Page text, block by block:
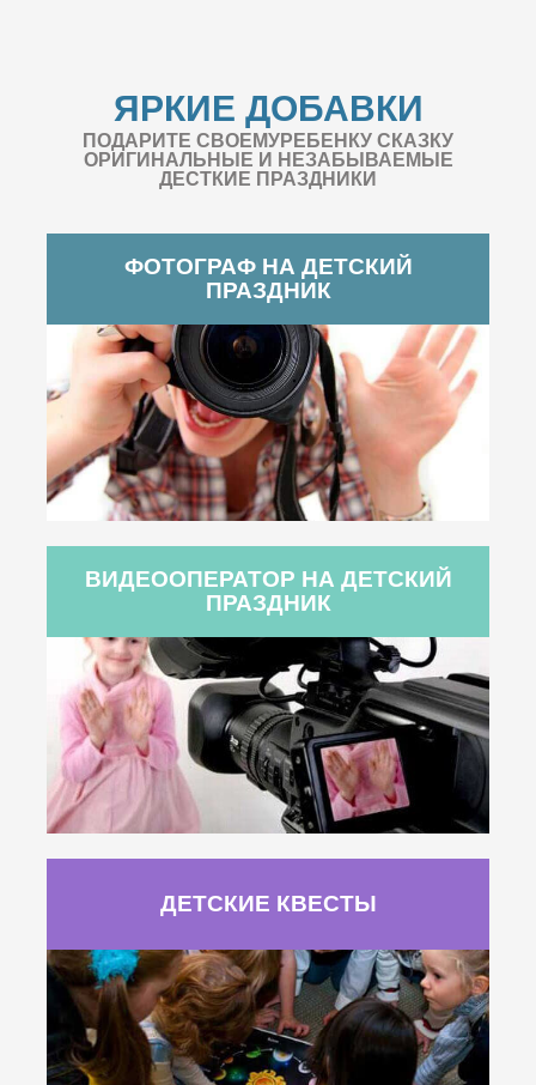
ЯРКИЕ ДОБАВКИ
ПОДАРИТЕ СВОЕМУРЕБЕНКУ СКАЗКУ
ОРИГИНАЛЬНЫЕ И НЕЗАБЫВАЕМЫЕ
ДЕСТКИЕ ПРАЗДНИКИ
ФОТОГРАФ НА ДЕТСКИЙ
ПРАЗДНИК
ВИДЕООПЕРАТОР НА ДЕТСКИЙ
ПРАЗДНИК
ДЕТСКИЕ КВЕСТЫ